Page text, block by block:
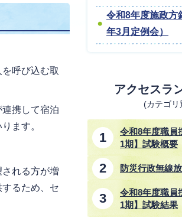
呼び込む取
携して宿泊
ます。
れる方が増
るため、セ
令和8年度施政方
年3月定例会）
アクセスラ
(カテゴリ
令和8年度職員
1期】試験概要
防災行政無線
令和8年度職員
1期】試験結果